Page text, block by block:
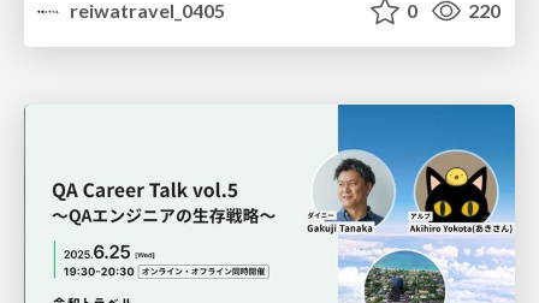
reiwatravel_0405
0 220